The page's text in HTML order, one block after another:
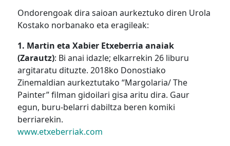
Ondorengoak dira saioan aurkeztuko diren Urola
Kostako norbanako eta eragileak:
1. Martin eta Xabier Etxeberria anaiak
(Zarautz): Bi anai idazle; elkarrekin 26 liburu
argitaratu dituzte. 2018ko Donostiako
Zinemaldian aurkeztutako “Margolaria/ The
Painter” filman gidoilari gisa aritu dira. Gaur
egun, buru-belarri dabiltza beren komiki
berriarekin.
www.etxeberriak.com